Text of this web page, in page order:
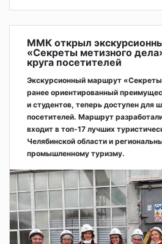
ММК открыл
«Секреты метизного
круга посетителей
Экскурсионный маршрут «Секреты
ранее ориентированный
и студентов, теперь доступен для
посетителей. Маршрут
входит в топ-17 лучших
Челябинской области и
промышленному туризму.